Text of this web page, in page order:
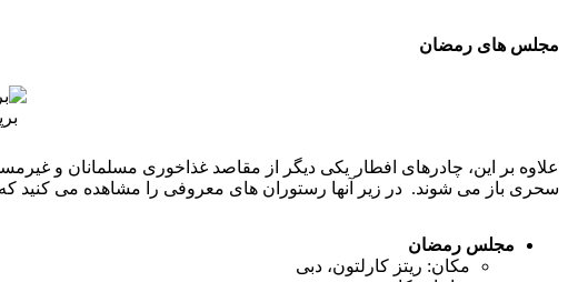
مجلس های رمضان
علاوه بر این، چادرهای افطار یکی دیگر از مقاصد غذاخوری مسلمانان و
سحری باز می شوند. در زیر آنها رستوران های معروفی را مشاهده می کنید
مجلس رمضان
مکان: ریتز کارلتون، دبی